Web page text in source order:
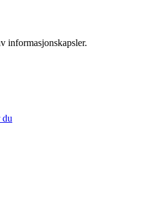
informasjonskapsler.
du